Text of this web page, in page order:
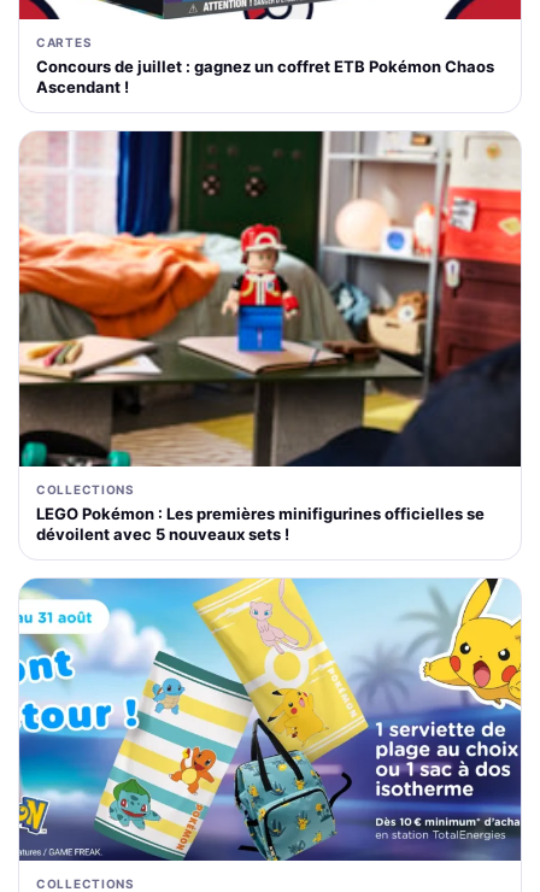
CARTES
Concours de juillet : gagnez un coffret ETB Pokémon Chaos
Ascendant !
COLLECTIONS
LEGO Pokémon : Les premières minifigurines officielles se
dévoilent avec 5 nouveaux sets !
COLLECTIONS